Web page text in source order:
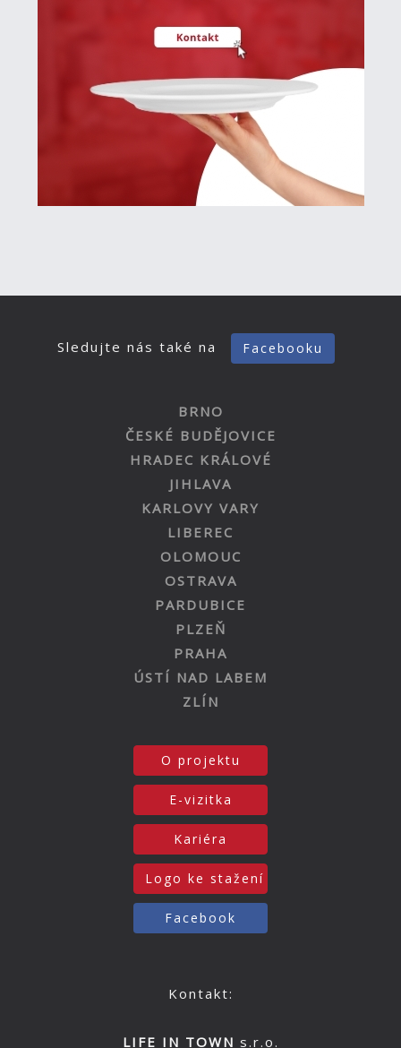
Sledujte nás také na Facebooku
BRNO
ČESKÉ BUDĚJOVICE
HRADEC KRÁLOVÉ
JIHLAVA
KARLOVY VARY
LIBEREC
OLOMOUC
OSTRAVA
PARDUBICE
PLZEŇ
PRAHA
ÚSTÍ NAD LABEM
ZLÍN
O projektu
E-vizitka
Kariéra
Logo ke stažení
Facebook
Kontakt:
LIFE IN TOWN s.r.o.